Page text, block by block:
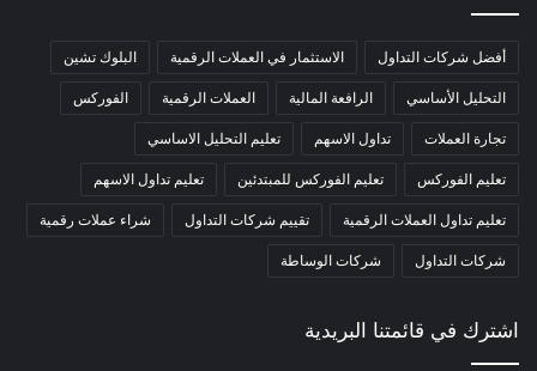
أفضل شركات التداول الاستثمار في العملات الرقمية البلوك تشين
التحليل الأساسي الرافعة المالية العملات الرقمية الفوركس
تجارة العملات تداول الاسهم تعليم التحليل الاساسي
تعليم الفوركس تعليم الفوركس للمبتدئين تعليم تداول الاسهم
تعليم تداول العملات الرقمية تقييم شركات التداول شراء عملات رقمية
شركات التداول شركات الوساطة
اشترك في قائمتنا البريدية